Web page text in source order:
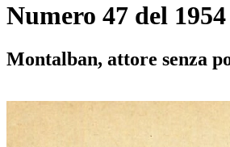
Numero 47 del 1954
Montalban, attore senza